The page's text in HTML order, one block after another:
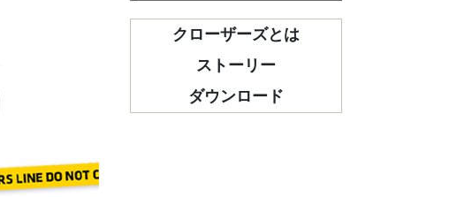
クローザーズとは
ストーリー
ダウンロード